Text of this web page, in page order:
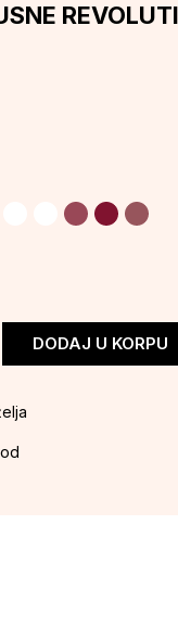
DODAJ U KORPU